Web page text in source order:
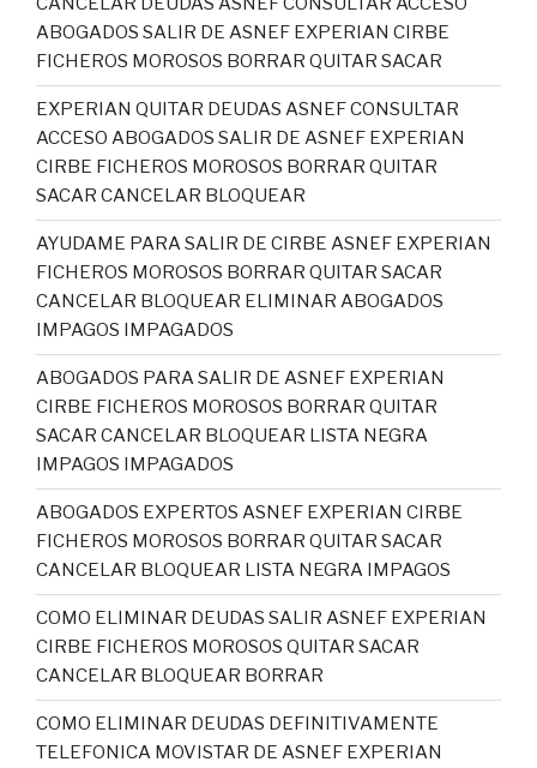
ABOGADOS SALIR DE ASNEF EXPERIAN CIRBE
FICHEROS MOROSOS BORRAR QUITAR SACAR
EXPERIAN QUITAR DEUDAS ASNEF CONSULTAR
ACCESO ABOGADOS SALIR DE ASNEF EXPERIAN
CIRBE FICHEROS MOROSOS BORRAR QUITAR
SACAR CANCELAR BLOQUEAR
AYUDAME PARA SALIR DE CIRBE ASNEF EXPERIAN
FICHEROS MOROSOS BORRAR QUITAR SACAR
CANCELAR BLOQUEAR ELIMINAR ABOGADOS
IMPAGOS IMPAGADOS
ABOGADOS PARA SALIR DE ASNEF EXPERIAN
CIRBE FICHEROS MOROSOS BORRAR QUITAR
SACAR CANCELAR BLOQUEAR LISTA NEGRA
IMPAGOS IMPAGADOS
ABOGADOS EXPERTOS ASNEF EXPERIAN CIRBE
FICHEROS MOROSOS BORRAR QUITAR SACAR
CANCELAR BLOQUEAR LISTA NEGRA IMPAGOS
COMO ELIMINAR DEUDAS SALIR ASNEF EXPERIAN
CIRBE FICHEROS MOROSOS QUITAR SACAR
CANCELAR BLOQUEAR BORRAR
COMO ELIMINAR DEUDAS DEFINITIVAMENTE
TELEFONICA MOVISTAR DE ASNEF EXPERIAN